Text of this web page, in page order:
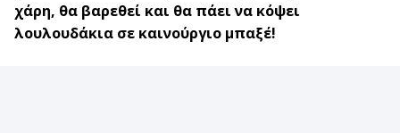
χάρη, θα βαρεθεί και θα πάει να κόψει
λουλουδάκια σε καινούργιο μπαξέ!